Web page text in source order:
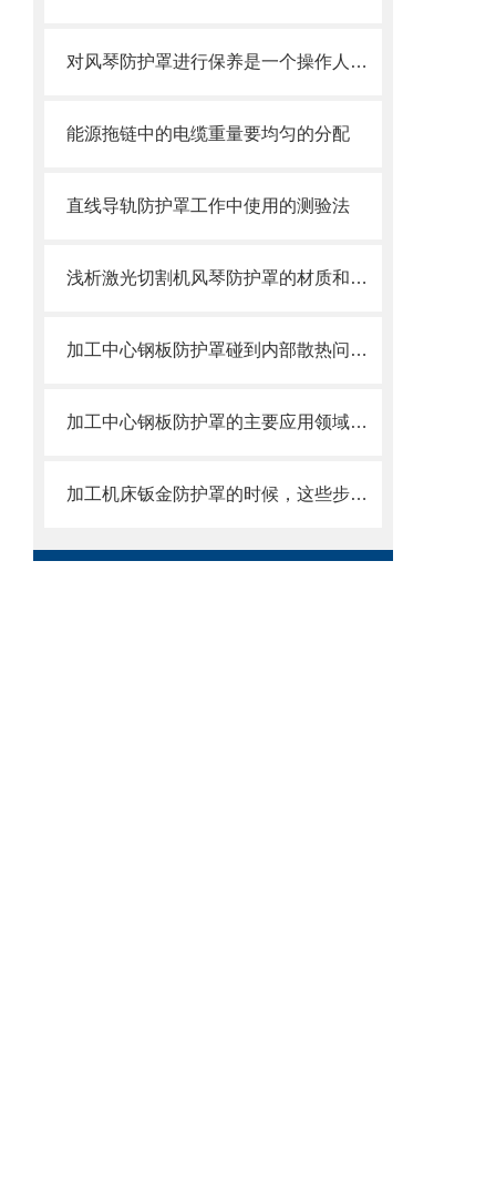
对风琴防护罩进行保养是一个操作人员必须具备的技能
能源拖链中的电缆重量要均匀的分配
直线导轨防护罩工作中使用的测验法
浅析激光切割机风琴防护罩的材质和结构
加工中心钢板防护罩碰到内部散热问题改怎么办？这篇文章告诉你
加工中心钢板防护罩的主要应用领域和产品的主要特性
加工机床钣金防护罩的时候，这些步骤是很重要的